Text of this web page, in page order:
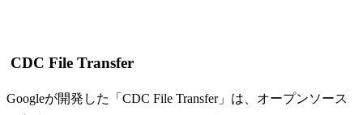
CDC File Transfer
Googleが開発した「CDC File Transfer」は、オープンソース